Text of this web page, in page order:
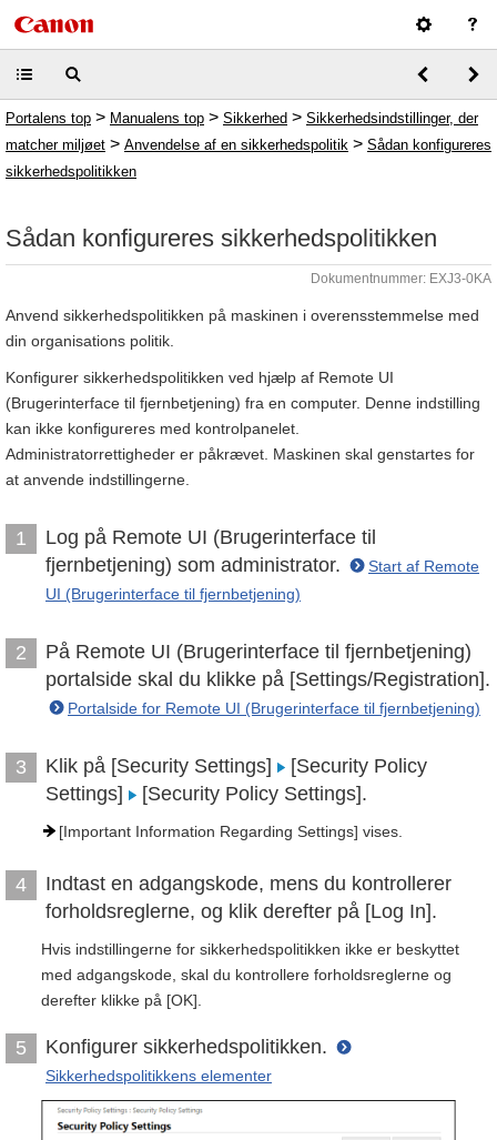
Portalens top > Manualens top > Sikkerhed > Sikkerhedsindstillinger, der
matcher miljøet > Anvendelse af en sikkerhedspolitik > Sådan konfigureres
sikkerhedspolitikken
Sådan konfigureres sikkerhedspolitikken
Dokumentnummer: EXJ3-0KA
Anvend sikkerhedspolitikken på maskinen i overensstemmelse med
din organisations politik.
Konfigurer sikkerhedspolitikken ved hjælp af Remote UI
(Brugerinterface til fjernbetjening) fra en computer. Denne indstilling
kan ikke konfigureres med kontrolpanelet.
Administratorrettigheder er påkrævet. Maskinen skal genstartes for
at anvende indstillingerne.
1
Log på Remote UI (Brugerinterface til
fjernbetjening) som administrator.
Start af Remote
UI (Brugerinterface til fjernbetjening)
2
På Remote UI (Brugerinterface til fjernbetjening)
portalside skal du klikke på [Settings/Registration].
Portalside for Remote UI (Brugerinterface til fjernbetjening)
3 Klik på [Security Settings]
[Security Policy
Settings]
[Security Policy Settings].
[Important Information Regarding Settings] vises.
4
Indtast en adgangskode, mens du kontrollerer
forholdsreglerne, og klik derefter på [Log In].
Hvis indstillingerne for sikkerhedspolitikken ikke er beskyttet
med adgangskode, skal du kontrollere forholdsreglerne og
derefter klikke på [OK].
5 Konfigurer sikkerhedspolitikken.
Sikkerhedspolitikkens elementer